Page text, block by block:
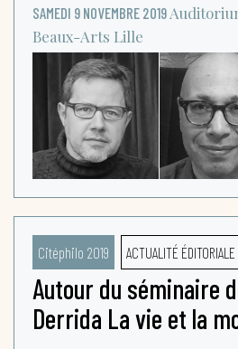
SAMEDI 9 NOVEMBRE 2019
Beaux-Arts Lille
Citéphilo 2019 ACTUALITÉ ÉDITORIALE
Autour du séminaire
Derrida La vie et la